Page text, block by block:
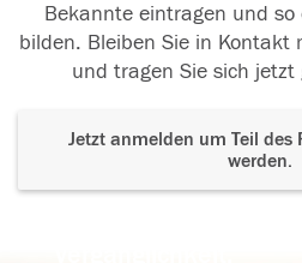
Bekannte eintragen und so
bilden. Bleiben Sie in Kontakt
und tragen Sie sich
Jetzt anmelden um Teil des
werden.